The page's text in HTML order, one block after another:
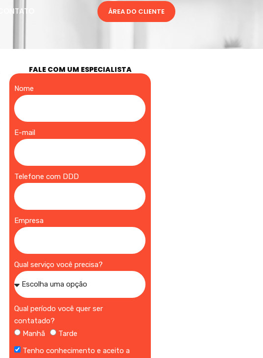
CONTATO ÁREA DO CLIENTE
FALE COM UM ESPECIALISTA
Nome
E-mail
Telefone com DDD
Empresa
Qual serviço você precisa?
Qual período você quer ser
contatado?
Manhã
Tarde
Tenho conhecimento e aceito a